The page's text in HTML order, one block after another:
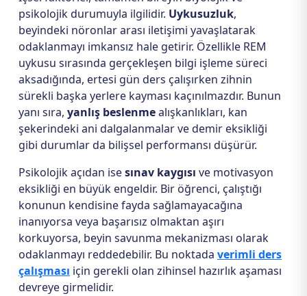
psikolojik durumuyla ilgilidir. Uykusuzluk,
beyindeki nöronlar arası iletişimi yavaşlatarak
odaklanmayı imkansız hale getirir. Özellikle REM
uykusu sırasında gerçekleşen bilgi işleme süreci
aksadığında, ertesi gün ders çalışırken zihnin
sürekli başka yerlere kayması kaçınılmazdır. Bunun
yanı sıra, yanlış beslenmealışkanlıkları, kan
şekerindeki ani dalgalanmalar ve demir eksikliği
gibi durumlar da bilişsel performansı düşürür.
Psikolojik açıdan isesınav kaygısı ve motivasyon
eksikliği en büyük engeldir. Bir öğrenci, çalıştığı
konunun kendisine fayda sağlamayacağına
inanıyorsa veya başarısız olmaktan aşırı
korkuyorsa, beyin savunma mekanizması olarak
odaklanmayı reddedebilir. Bu noktada verimli ders
çalışması için gerekli olan zihinsel hazırlık aşaması
devreye girmelidir.